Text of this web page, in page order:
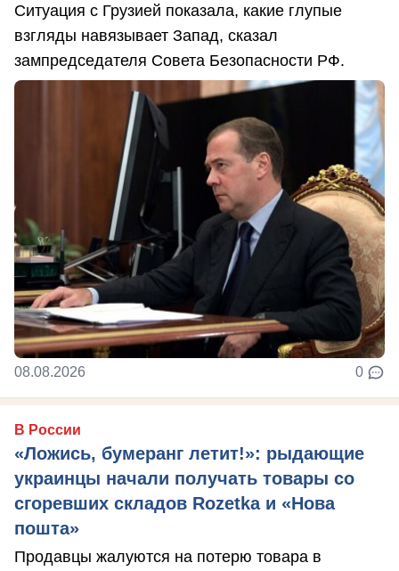
Ситуация с Грузией показала, какие глупые
взгляды навязывает Запад, сказал
зампредседателя Совета Безопасности РФ.
08.08.2026 0
В России
«Ложись, бумеранг летит!»: рыдающие
украинцы начали получать товары со
сгоревших складов Rozetka и «Нова
пошта»
Продавцы жалуются на потерю товара в